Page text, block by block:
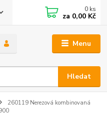
Menu
Hledat
0 ks
za 0,00 Kč
260119 Nerezová kombinovaná